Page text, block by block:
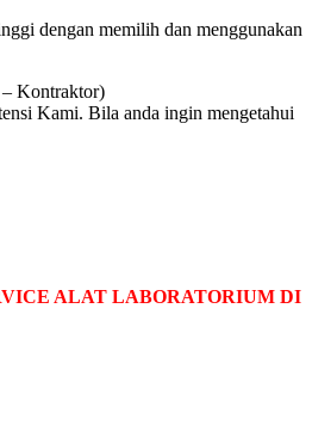
dengan memilih dan menggunakan
Kontraktor)
Kami. Bila anda ingin mengetahui
ALAT LABORATORIUM DI